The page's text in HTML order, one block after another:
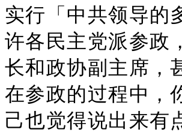
实行「中共领导的
许各民主党派参政
长和政协副主席，
在参政的过程中，
己也觉得说出来有